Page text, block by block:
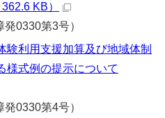
KB）
発0330第3号）
験利用支援加算及び地域体制
様式例の提示について
発0330第4号）